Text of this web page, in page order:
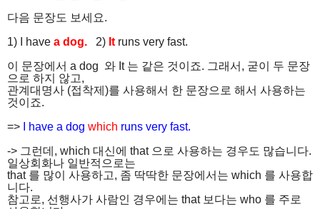
다음 문장도 보세요.
1) I have a dog. 2) It runs very fast.
이 문장에서 a dog 와 It 는 같은 것이죠. 그래서, 굳이 두 문장
으로 하지 않고,
관계대명사 (접착제)를 사용해서 한 문장으로 해서 사용하는
것이죠.
=>
I have a dog which runs very fast.
-> 그런데, which 대신에 that 으로 사용하는 경우도 많습니다.
일상회화나 일반적으로는
that 를 많이 사용하고, 좀 딱딱한 문장에서는 which 를 사용합
니다.
참고로, 선행사가 사람인 경우에는 that 보다는 who 를 주로